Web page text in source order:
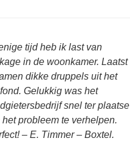
tijd heb ik last van
in de woonkamer. Laatst
dikke druppels uit het
Gelukkig was het
snel ter plaatse
het probleem te verhelpen.
– E. Timmer – Boxtel.